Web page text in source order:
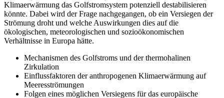
Klimaerwärmung das Golfstromsystem potenziell destabilisieren
könnte. Dabei wird der Frage nachgegangen, ob ein Versiegen der
Strömung droht und welche Auswirkungen dies auf die
ökologischen, meteorologischen und sozioökonomischen
Verhältnisse in Europa hätte.
Mechanismen des Golfstroms und der thermohalinen
Zirkulation
Einflussfaktoren der anthropogenen Klimaerwärmung auf
Meeresströmungen
Folgen eines möglichen Versiegens für das europäische